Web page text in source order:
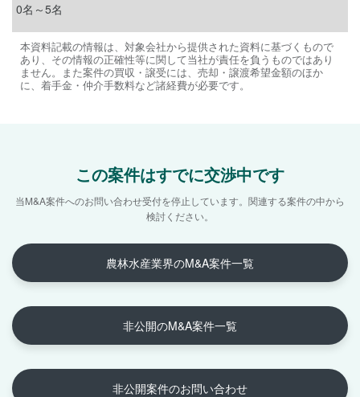
0名～5名
本資料記載の情報は、対象会社から提供された資料に基づくもので
あり、その情報の正確性等に関して当社が責任を負うものではあり
ません。また案件の買収・譲受には、売却・譲渡希望金額のほか
に、着手金・仲介手数料など諸経費が必要です。
この案件はすでに交渉中です
当M&A案件へのお問い合わせ受付を停止しています。 関連する案件の中から
検討ください。
農林水産業界のM&A案件一覧
非公開のM&A案件一覧
非公開案件のお問い合わせ